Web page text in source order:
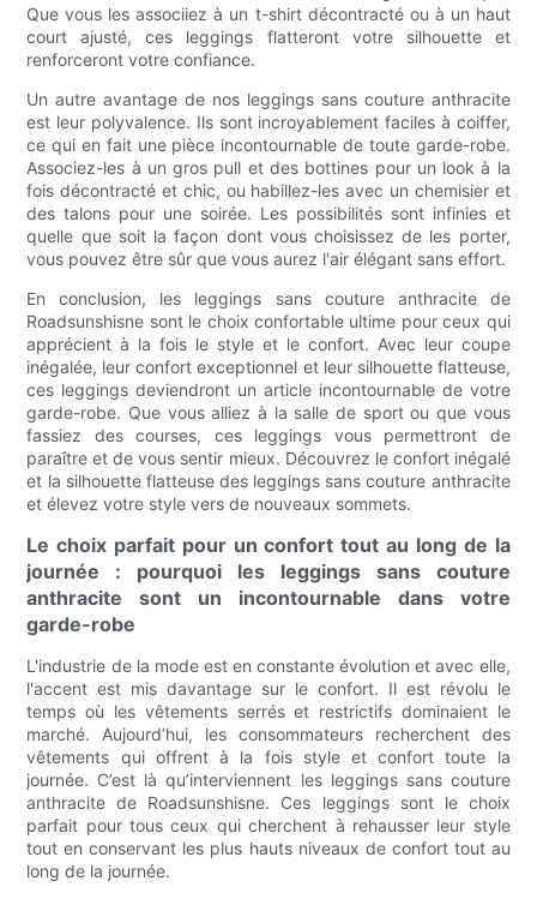
Que vous les associiez à un t-shirt décontracté ou à un haut
court ajusté, ces leggings flatteront votre silhouette et
renforceront votre confiance.
Un autre avantage de nos leggings sans couture anthracite
est leur polyvalence. Ils sont incroyablement faciles à coiffer,
ce qui en fait une pièce incontournable de toute garde-robe.
Associez-les à un gros pull et des bottines pour un look à la
fois décontracté et chic, ou habillez-les avec un chemisier et
des talons pour une soirée. Les possibilités sont infinies et
quelle que soit la façon dont vous choisissez de les porter,
vous pouvez être sûr que vous aurez l'air élégant sans effort.
En conclusion, les leggings sans couture anthracite de
Roadsunshisne sont le choix confortable ultime pour ceux qui
apprécient à la fois le style et le confort. Avec leur coupe
inégalée, leur confort exceptionnel et leur silhouette flatteuse,
ces leggings deviendront un article incontournable de votre
garde-robe. Que vous alliez à la salle de sport ou que vous
fassiez des courses, ces leggings vous permettront de
paraître et de vous sentir mieux. Découvrez le confort inégalé
et la silhouette flatteuse des leggings sans couture anthracite
et élevez votre style vers de nouveaux sommets.
Le choix parfait pour un confort tout au long de la
journée : pourquoi les leggings sans couture
anthracite sont un incontournable dans votre
garde-robe
L'industrie de la mode est en constante évolution et avec elle,
l'accent est mis davantage sur le confort. Il est révolu le
temps où les vêtements serrés et restrictifs dominaient le
marché. Aujourd’hui, les consommateurs recherchent des
vêtements qui offrent à la fois style et confort toute la
journée. C’est là qu’interviennent les leggings sans couture
anthracite de Roadsunshisne. Ces leggings sont le choix
parfait pour tous ceux qui cherchent à rehausser leur style
tout en conservant les plus hauts niveaux de confort tout au
long de la journée.